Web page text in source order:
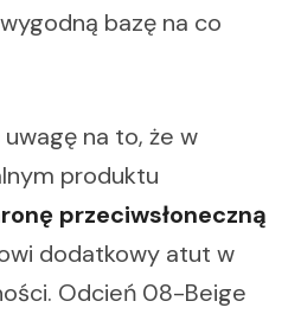
bazę na co
na to, że w
produktu
przeciwsłoneczną
dodatkowy atut w
Odcień 08-Beige